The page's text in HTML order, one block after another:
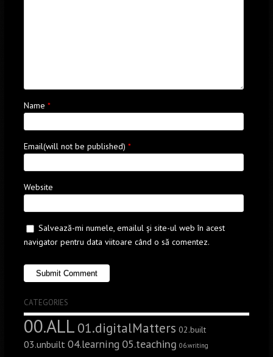
Name *
Email(will not be published) *
Website
Salvează-mi numele, emailul și site-ul web în acest
navigator pentru data viitoare când o să comentez.
CATEGORIES
00.ALL 01.digitalMatters 02.built
03.unbuilt 04.learning 05.teaching 06.writing